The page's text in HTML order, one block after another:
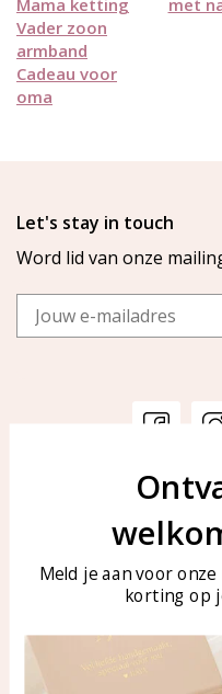
Mama ketting
Vader zoon
armband
Cadeau voor
oma
met
Let's stay in touch
Word lid van onze
Email
Veelgestelde vragen
Sieraden onderhouden
Meld je aan voor
korting op